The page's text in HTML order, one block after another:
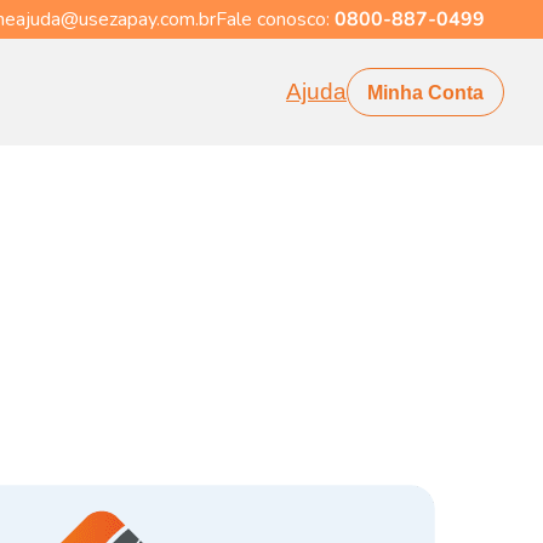
Fale conosco: 0800-887-0499
Ajuda Minha Conta